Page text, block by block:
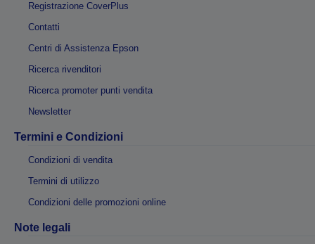
Registrazione CoverPlus
Contatti
Centri di Assistenza Epson
Ricerca rivenditori
Ricerca promoter punti vendita
Newsletter
Termini e Condizioni
Condizioni di vendita
Termini di utilizzo
Condizioni delle promozioni online
Note legali